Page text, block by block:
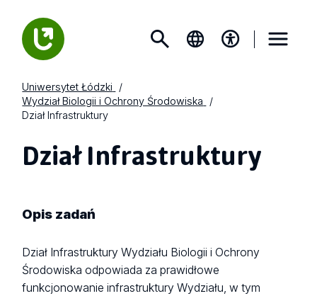
Uniwersytet Łódzki
Wydział Biologii i Ochrony Środowiska
Dział Infrastruktury
Dział Infrastruktury
Opis zadań
Dział Infrastruktury Wydziału Biologii i Ochrony
Środowiska odpowiada za prawidłowe
funkcjonowanie infrastruktury Wydziału, w tym